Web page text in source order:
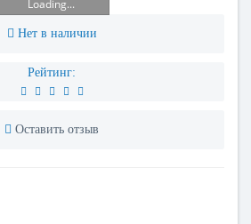
Loading...
Нет в наличии
Рейтинг:
Оставить отзыв